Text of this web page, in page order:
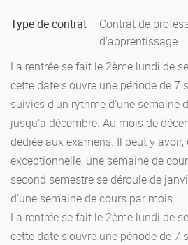
moyenne générale égale ou
des unités. Les unités
coefficient variant d'un rapport de 1
composée de plusieurs matières,
mêmes affectées d'un coefficient.
les matières et entre les unités se
éliminatoire. Une unité est validée,
obtenu une note moyenne au
l'ensemble des matières. Les unités
définitivement capitalisées et
dotée d'une valeur Crédits
validée permet à l'étudiant d'obtenir
Type de contrat
Contrat de
d'apprentissage
La rentrée se fait le 2ème lundi de
cette date s'ouvre une période de 7
suivies d'un rythme d'une semaine
jusqu'à décembre. Au mois de
dédiée aux examens. Il peut y avoir,
exceptionnelle, une semaine de
second semestre se déroule de
d'une semaine de cours par mois.
La rentrée se fait le 2ème lundi de
cette date s'ouvre une période de 7